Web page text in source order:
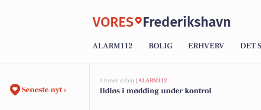
VORES Frederikshavn
ALARM112 BOLIG ERHVERV DET
Seneste nyt ›
4 timer siden | ALARM112
Ildløs i mødding under kontrol